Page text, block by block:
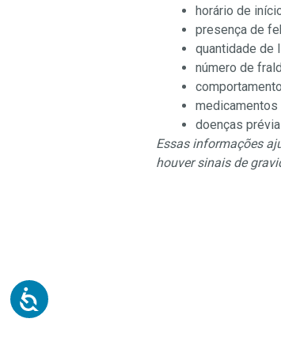
horário de
presença de
quantidade de
número de
medicamentos
doenças
Essas informações
houver sinais de